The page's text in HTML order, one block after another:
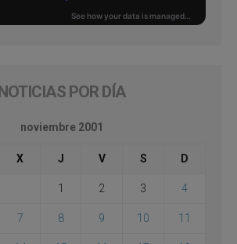
NOTICIAS POR DÍA
noviembre 2001
X J V S D
1 2 3 4
7 8 9 10 11